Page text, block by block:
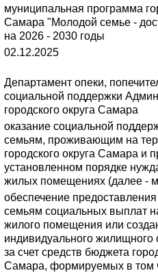
муниципальная программа
Самара "Молодой семье -
на 2026 - 2030 годы
02.12.2025
Департамент опеки,
социальной поддержки
городского округа Самара
оказание социальной
семьям, проживающим на
городского округа Самара и
установленном порядке
жилых помещениях (далее -
обеспечение
семьям социальных выплат
жилого помещения или
индивидуального жилищного
за счет средств бюджета
Самара, формируемых в том